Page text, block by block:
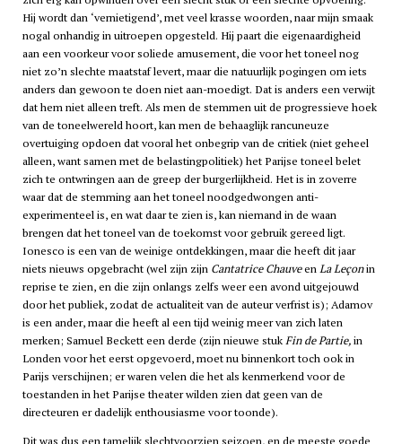
Hij wordt dan ‘vernietigend’, met veel krasse woorden, naar mijn smaak
nogal onhandig in uitroepen opgesteld. Hij paart die eigenaardigheid
aan een voorkeur voor soliede amusement, die voor het toneel nog
niet zo’n slechte maatstaf levert, maar die natuurlijk pogingen om iets
anders dan gewoon te doen niet aan-moedigt. Dat is anders een verwijt
dat hem niet alleen treft. Als men de stemmen uit de progressieve hoek
van de toneelwereld hoort, kan men de behaaglijk rancuneuze
overtuiging opdoen dat vooral het onbegrip van de critiek (niet geheel
alleen, want samen met de belastingpolitiek) het Parijse toneel belet
zich te ontwringen aan de greep der burgerlijkheid. Het is in zoverre
waar dat de stemming aan het toneel noodgedwongen anti-
experimenteel is, en wat daar te zien is, kan niemand in de waan
brengen dat het toneel van de toekomst voor gebruik gereed ligt.
Ionesco is een van de weinige ontdekkingen, maar die heeft dit jaar
niets nieuws opgebracht (wel zijn zijn Cantatrice ChauveenLa Leçonin
reprise te zien, en die zijn onlangs zelfs weer een avond uitgejouwd
door het publiek, zodat de actualiteit van de auteur verfrist is); Adamov
is een ander, maar die heeft al een tijd weinig meer van zich laten
merken; Samuel Beckett een derde (zijn nieuwe stukFin de Partie,in
Londen voor het eerst opgevoerd, moet nu binnenkort toch ook in
Parijs verschijnen; er waren velen die het als kenmerkend voor de
toestanden in het Parijse theater wilden zien dat geen van de
directeuren er dadelijk enthousiasme voor toonde).